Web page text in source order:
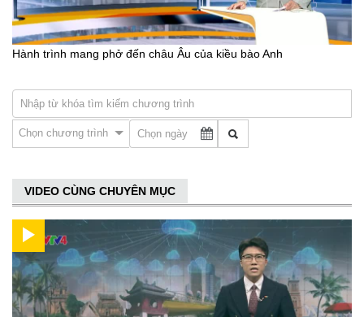
Hành trình mang phở đến châu Âu của kiều bào Anh
Chọn chương trình
VIDEO CÙNG CHUYÊN MỤC